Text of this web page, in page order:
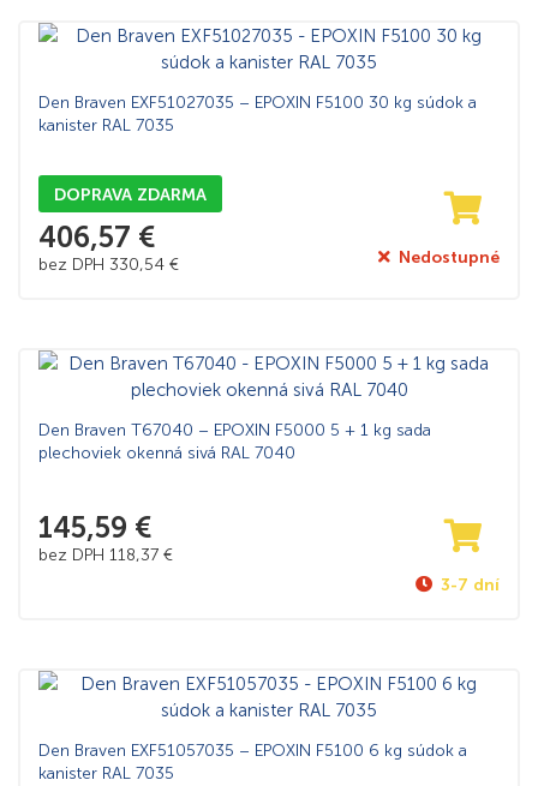
Den Braven EXF51027035 – EPOXIN F5100 30 kg súdok a
kanister RAL 7035
DOPRAVA ZDARMA
406,57 €
bez DPH 330,54 € Nedostupné
Den Braven T67040 – EPOXIN F5000 5 + 1 kg sada
plechoviek okenná sivá RAL 7040
145,59 €
bez DPH 118,37 €
3-7 dní
Den Braven EXF51057035 – EPOXIN F5100 6 kg súdok a
kanister RAL 7035